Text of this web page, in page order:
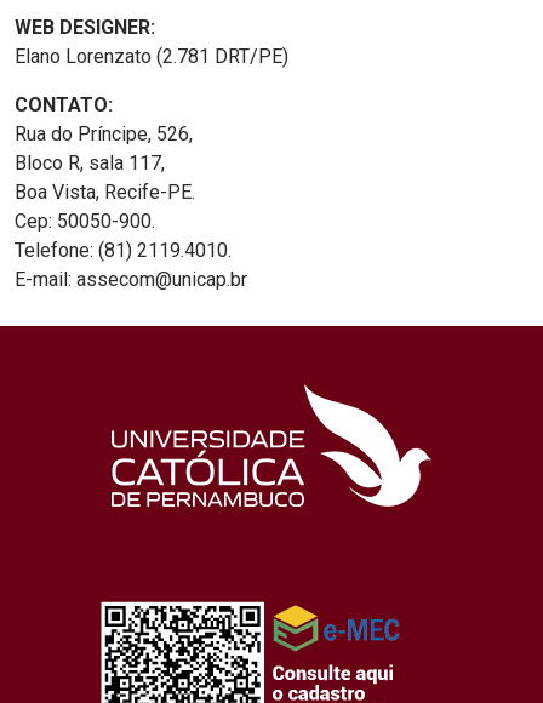
WEB DESIGNER:
Elano Lorenzato (2.781 DRT/PE)
CONTATO:
Rua do Príncipe, 526,
Bloco R, sala 117,
Boa Vista, Recife-PE.
Cep: 50050-900.
Telefone: (81) 2119.4010.
E-mail: assecom@unicap.br